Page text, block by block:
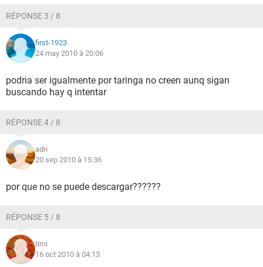
RÉPONSE 3 / 8
first-1923
24 may 2010 à 20:06
podria ser igualmente por taringa no creen aunq sigan
buscando hay q intentar
RÉPONSE 4 / 8
adri
20 sep 2010 à 15:36
por que no se puede descargar??????
RÉPONSE 5 / 8
timi
16 oct 2010 à 04:13